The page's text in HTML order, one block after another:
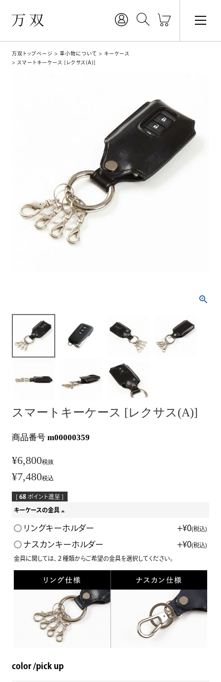
万双トップページ 革小物について
キーケース
スマートキーケース [レクサス(A)]
スマートキーケース [レクサス(A)]
商品番号 m00000359
¥6,800税抜
¥7,480税込
[ 68 ポイント進呈 ]
キーケースの金具
(
)
リングキーホルダー +¥0 税込
ナスカンキーホルダー +¥0 税込
金具に関しては、２種類からご希望の金具を選択してください。
color pick up